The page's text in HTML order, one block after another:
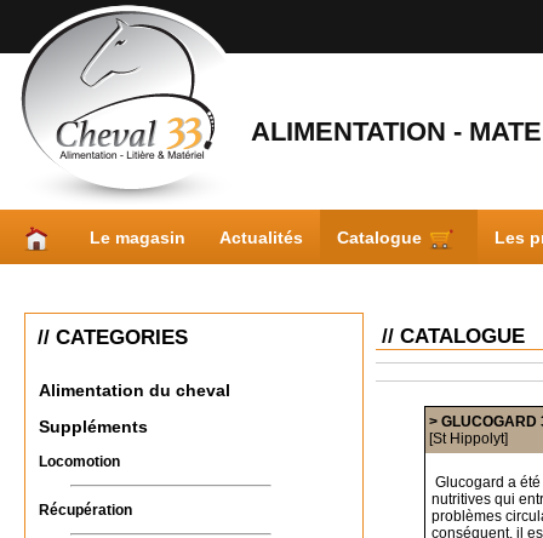
ALIMENTATION -
Le magasin Actualités Catalogue Les
// CATEGORIES
Alimentation du cheval
Suppléments
Locomotion
Récupération
// CATALOGUE
> GLUCOGARD
[St Hippolyt]
Glucogard a
nutritives qui
problèmes
conséquent, il